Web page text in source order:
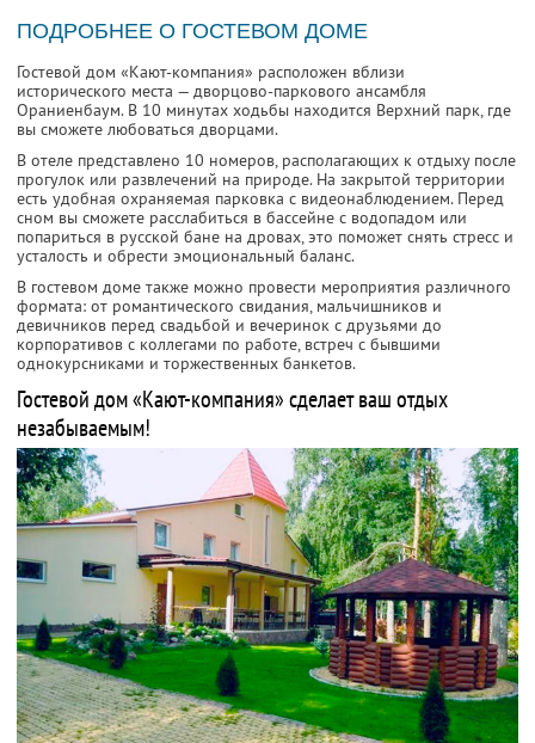
ПОДРОБНЕЕ О ГОСТЕВОМ ДОМЕ
Гостевой дом «Кают-компания» расположен вблизи
исторического места — дворцово-паркового ансамбля
Ораниенбаум. В 10 минутах ходьбы находится Верхний парк, где
вы сможете любоваться дворцами.
В отеле представлено 10 номеров, располагающих к отдыху после
прогулок или развлечений на природе. На закрытой территории
есть удобная охраняемая парковка с видеонаблюдением. Перед
сном вы сможете расслабиться в бассейне с водопадом или
попариться в русской бане на дровах, это поможет снять стресс и
усталость и обрести эмоциональный баланс.
В гостевом доме также можно провести мероприятия различного
формата: от романтического свидания, мальчишников и
девичников перед свадьбой и вечеринок с друзьями до
корпоративов с коллегами по работе, встреч с бывшими
однокурсниками и торжественных банкетов.
Гостевой дом «Кают-компания» сделает ваш отдых
незабываемым!